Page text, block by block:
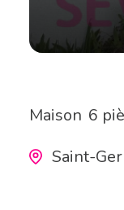
Maison 6
Saint-